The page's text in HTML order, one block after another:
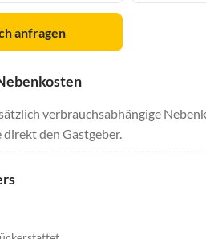
anfragen
verbrauchsabhängige
den Gastgeber.